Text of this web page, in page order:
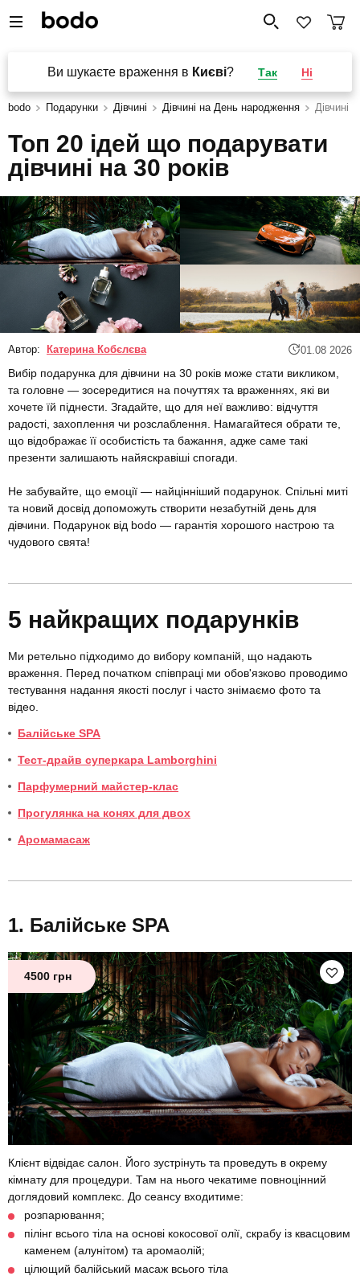
Ви шукаєте враження в Києві? Так Ні
bodo Подарунки Дівчині Дівчині на День народження Дівчині
Топ 20 ідей що подарувати
дівчині на 30 років
Автор: Катерина Кобєлєва 01.08 2026
Вибір подарунка для дівчини на 30 років може стати викликом,
та головне — зосередитися на почуттях та враженнях, які ви
хочете їй піднести. Згадайте, що для неї важливо: відчуття
радості, захоплення чи розслаблення. Намагайтеся обрати те,
що відображає її особистість та бажання, адже саме такі
презенти залишають найяскравіші спогади.
Не забувайте, що емоції — найцінніший подарунок. Спільні миті
та новий досвід допоможуть створити незабутній день для
дівчини. Подарунок від bodo — гарантія хорошого настрою та
чудового свята!
5 найкращих подарунків
Ми ретельно підходимо до вибору компаній, що надають
враження. Перед початком співпраці ми обов'язково проводимо
тестування надання якості послуг і часто знімаємо фото та
відео.
Балійське SPA
Тест-драйв суперкара Lamborghini
Парфумерний майстер-клас
Прогулянка на конях для двох
Аромамасаж
Балійське SPA
4500 грн
Клієнт відвідає салон. Його зустрінуть та проведуть в окрему
кімнату для процедури. Там на нього чекатиме повноцінний
доглядовий комплекс. До сеансу входитиме:
розпарювання;
пілінг всього тіла на основі кокосової олії, скрабу із квасцовим
каменем (алунітом) та аромаолій;
цілющий балійський масаж всього тіла